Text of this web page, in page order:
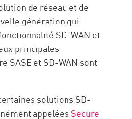
de réseau et de
génération qui
SD-WAN et
principales
SASE et SD-WAN sont
solutions SD-
appelées Secure